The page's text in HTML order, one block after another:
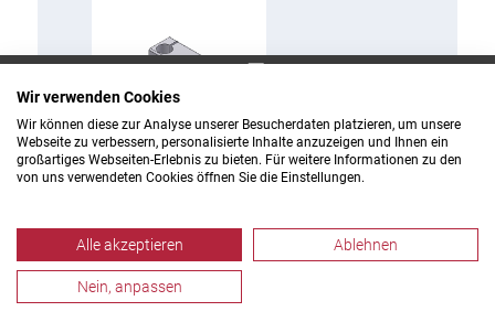
BRIDES DE SERRAGE EN
R02-10
Wir verwenden Cookies
Wir können diese zur Analyse unserer Besucherdaten platzieren, um unsere
Webseite zu verbessern, personalisierte Inhalte anzuzeigen und Ihnen ein
großartiges Webseiten-Erlebnis zu bieten. Für weitere Informationen zu den
von uns verwendeten Cookies öffnen Sie die Einstellungen.
Alle akzeptieren Ablehnen
Nein, anpassen